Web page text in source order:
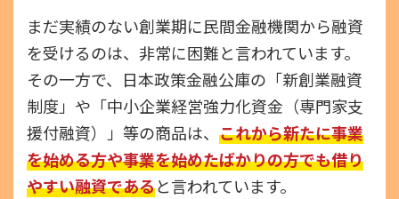
まだ実績のない創業期に民間金融機関から融資
を受けるのは、非常に困難と言われています。
その一方で、日本政策金融公庫の「新創業融資
制度」や「中小企業経営強力化資金（専門家支
援付融資）」等の商品は、 これから新たに事業
を始める方や事業を始めたばかりの方でも借り
やすい融資であると言われています。